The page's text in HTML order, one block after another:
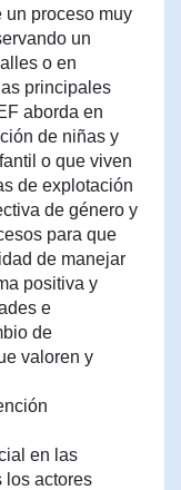
un proceso muy
un
o en
principales
aborda en
de niñas y
o que viven
de explotación
de género y
para que
de manejar
positiva y
e
de
valoren y
en las
los actores